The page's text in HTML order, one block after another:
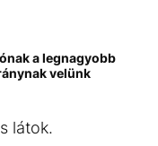
a legnagyobb
velünk
látok.